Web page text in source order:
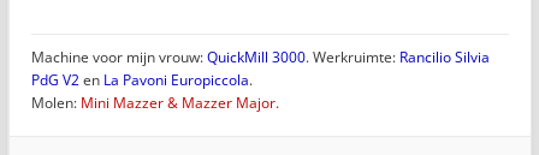
Machine voor mijn vrouw:QuickMill 3000. Werkruimte: Rancilio Silvia
PdG V2en La Pavoni Europiccola.
Molen: Mini Mazzer & Mazzer Major.